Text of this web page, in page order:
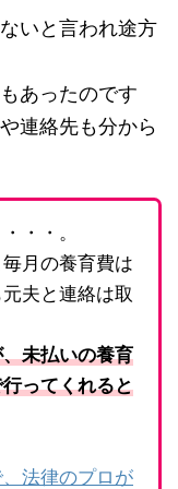
いと言われ途方
あったのです
連絡先も分から
・・。
月の養育費は
夫と連絡は取
未払いの養育
ってくれると
法律のプロが